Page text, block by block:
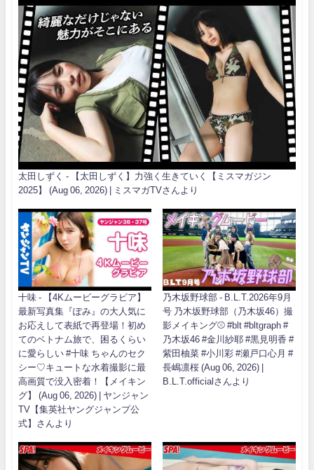
太田しずく - 【太田しずく】力強く生きていく【ミスマガジン
2025】 (Aug 06, 2026) | ミスマガTVさんより
十味 - 【4Kムービーグラビア】
最新写真集『ぽみ』の大人気に
お応えして表紙で再登場！初め
てのベトナム旅で、困るくらい
に愛らしい #十味 ちゃんのセク
シー♡キュートな水着撮影に最
高画質で没入密着！【メイキン
グ】 (Aug 06, 2026) | ヤンジャン
TV【集英社ヤングジャンプ公
式】さんより
乃木坂野球部 - B.L.T.2026年9月
号 乃木坂野球部（乃木坂46）撮
影メイキング⚾️ #blt #bltgraph #
乃木坂46 #金川紗耶 #黒見明香 #
紫田柚菜 #小川彩 #瀬戸口心月 #
長嶋凛桜 (Aug 06, 2026) |
B.L.T.officialさんより